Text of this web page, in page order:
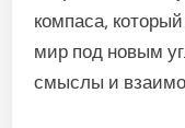
компаса,
мир под новым
смыслы и